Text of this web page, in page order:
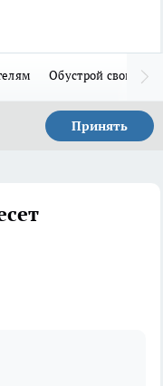
Обустрой свой дом
Принять